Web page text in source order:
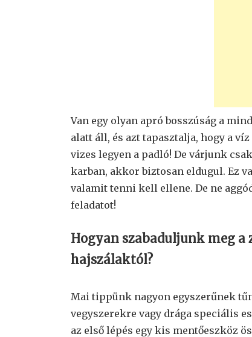
Van egy olyan apró bosszúság a
alatt áll, és azt tapasztalja, hogy a
vizes legyen a padló! De várjunk
karban, akkor biztosan eldugul. Ez
valamit tenni kell ellene. De ne
feladatot!
Hogyan szabaduljunk meg
hajszálaktól?
Mai tippünk nagyon egyszerűnek
vegyszerekre vagy drága speciális
az első lépés egy kis mentőeszköz